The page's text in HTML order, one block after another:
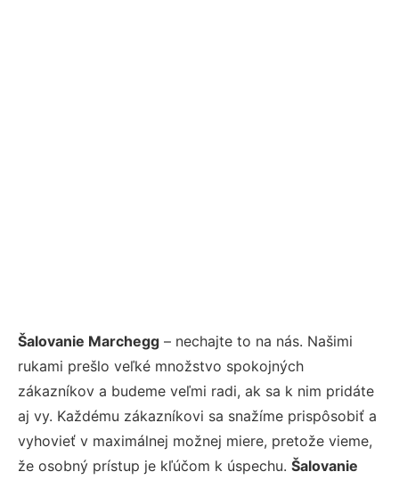
Šalovanie Marchegg – nechajte to na nás. Našimi
rukami prešlo veľké množstvo spokojných
zákazníkov a budeme veľmi radi, ak sa k nim pridáte
aj vy. Každému zákazníkovi sa snažíme prispôsobiť a
vyhovieť v maximálnej možnej miere, pretože vieme,
že osobný prístup je kľúčom k úspechu. Šalovanie